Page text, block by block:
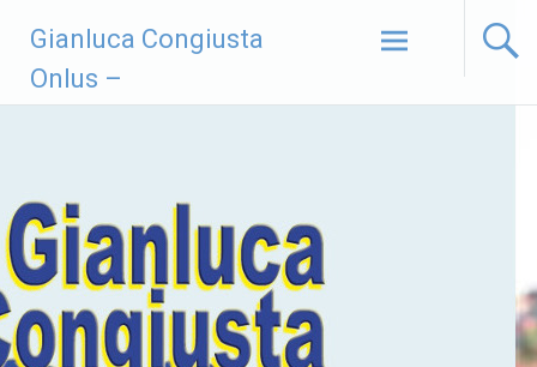
contenuto
Gianluca Congiusta
Onlus –